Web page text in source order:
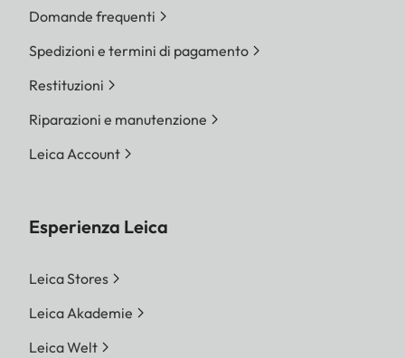
Domande frequenti
Spedizioni e termini di pagamento
Restituzioni
Riparazioni e manutenzione
Leica Account
Esperienza Leica
Leica Stores
Leica Akademie
Leica Welt